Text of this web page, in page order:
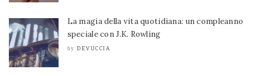
La magia della vita quotidiana: un compleanno
speciale con J.K. Rowling
by DEVUCCIA